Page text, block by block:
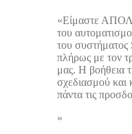
«Είμαστε
του
του συστήματος
πλήρως με τον
μας. Η βοήθεια
σχεδιασμού και
πάντα τις